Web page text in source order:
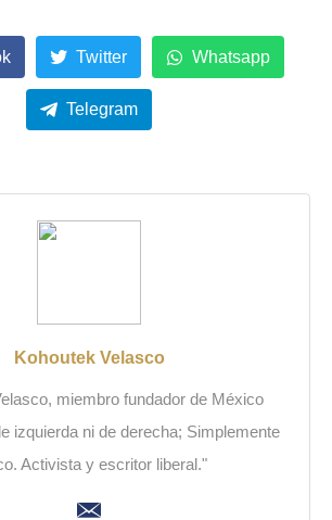
Twitter Whatsapp
Telegram
Kohoutek Velasco
miembro fundador de México
izquierda ni de derecha; Simplemente
Activista y escritor liberal."